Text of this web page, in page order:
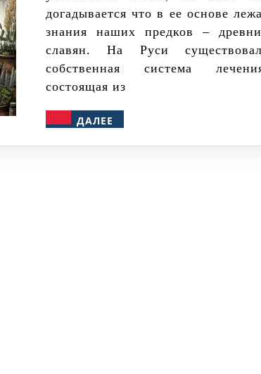
догадывается что в ее основе
знания наших предков –
славян. На Руси
собственная система
состоящая из
ДАЛЕЕ